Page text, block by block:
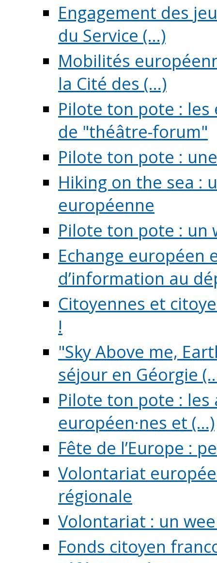
Engagement des
du Service (...)
Mobilités
la Cité des (...)
Pilote ton pote :
de "théâtre-forum"
Pilote ton pote :
Hiking on the sea :
européenne
Pilote ton pote : un
Echange européen
d’information au
Citoyennes et
!
"Sky Above me,
séjour en Géorgie
Pilote ton pote :
européen·nes et (...)
Fête de l’Europe :
Volontariat
régionale
Volontariat : un
Fonds citoyen